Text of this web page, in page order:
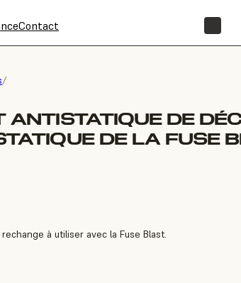
Contact
/
ANTISTATIQUE DE
DE LA FUSE
à utiliser avec la Fuse Blast.